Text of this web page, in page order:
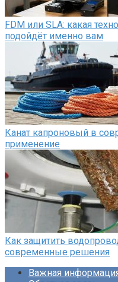
FDM или SLA: какая
подойдёт именно вам
Канат капроновый в
применение
Как защитить
современные решения
Важная